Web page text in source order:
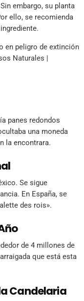
embargo, su planta
ello, se recomienda
panes redondos
una moneda
la encontrara.
Se sigue
En España, se
des rois».
de 4 millones de
que está esta
Candelaria